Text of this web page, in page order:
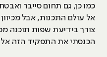
כמו כן, גם תחום סייבר
אל עולם התכנות, אבל
צורך בידיעת שפות תוכנה
הכנסתי את התפקיד הזה